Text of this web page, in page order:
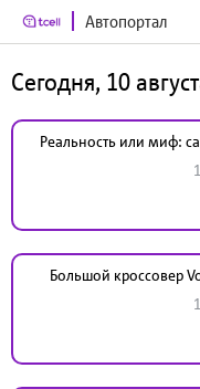
Автопортал
Сегодня, 10
Реальность или миф:
Большой кроссовер